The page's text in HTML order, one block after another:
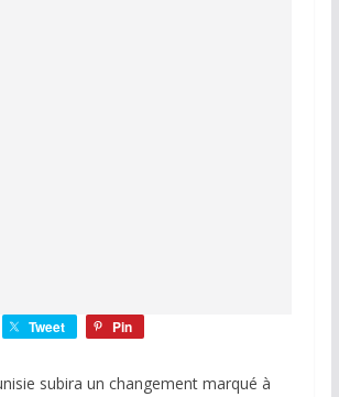
Tweet Pin
subira un changement marqué à